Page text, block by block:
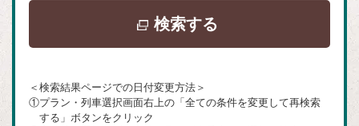
検索する
ウ
ン
＜検索結果ページでの日付変更方法＞
①プラン・列車選択画面右上の「全ての条件を変更して再検索
する」ボタンをクリック